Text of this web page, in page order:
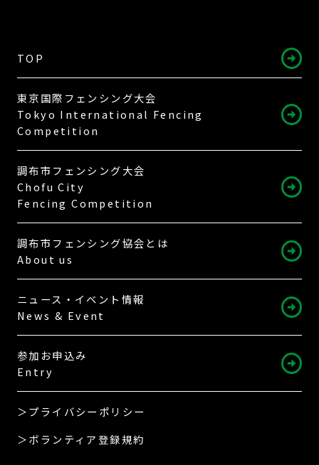
TOP
東京国際フェンシング大会
Tokyo International Fencing
Competition
調布市フェンシング大会
Chofu City
Fencing Competition
調布市フェンシング協会とは
About us
ニュース・イベント情報
News & Event
参加お申込み
Entry
＞プライバシーポリシー
＞ボランティア登録規約